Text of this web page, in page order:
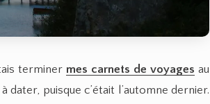
terminer mes carnets de voyages au
puisque c’était l’automne dernier.